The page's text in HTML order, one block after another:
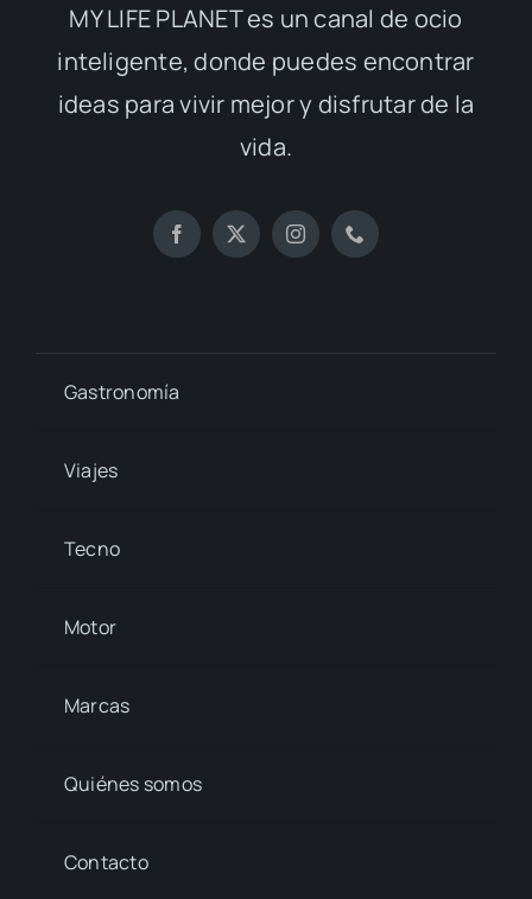
MY LIFE PLANET es un canal de ocio
inteligente, donde puedes encontrar
ideas para vivir mejor y disfrutar de la
vida.
Gastronomía
Viajes
Tecno
Motor
Marcas
Quiénes somos
Contacto